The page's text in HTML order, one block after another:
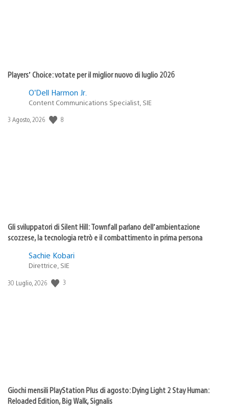
Players’ Choice: votate per il miglior nuovo di luglio 2026
O’Dell Harmon Jr.
Content Communications Specialist, SIE
Data
3 Agosto, 2026 8
Gli sviluppatori di Silent Hill: Townfall parlano dell’ambientazione
scozzese, la tecnologia retrò e il combattimento in prima persona
Sachie Kobari
Direttrice, SIE
Data
30 Luglio, 2026 3
Giochi mensili PlayStation Plus di agosto: Dying Light 2 Stay Human:
Reloaded Edition, Big Walk, Signalis